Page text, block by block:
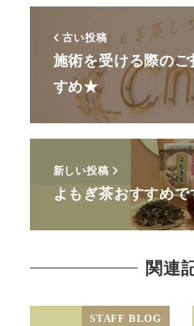
古い投稿
施術を受ける際の
すめ★
新しい投稿
よもぎ茶おすすめで
関連
STAFF BLOG